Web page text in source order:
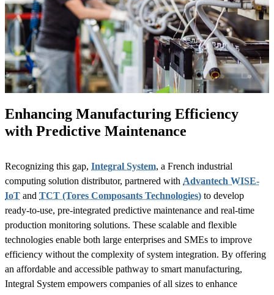
Enhancing Manufacturing Efficiency
with Predictive Maintenance
Recognizing this gap, Integral System, a French industrial
computing solution distributor, partnered with Advantech WISE-
IoT and TCT (Tores Composants Technologies) to develop
ready-to-use, pre-integrated predictive maintenance and real-time
production monitoring solutions. These scalable and flexible
technologies enable both large enterprises and SMEs to improve
efficiency without the complexity of system integration. By offering
an affordable and accessible pathway to smart manufacturing,
Integral System empowers companies of all sizes to enhance